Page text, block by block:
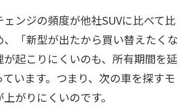
ェンジの頻度が他社SUVに比べて比
「新型が出たから買い替えたくな
が起こりにくいのも、所有期間を延
います。つまり、次の車を探すモ
がりにくいのです。